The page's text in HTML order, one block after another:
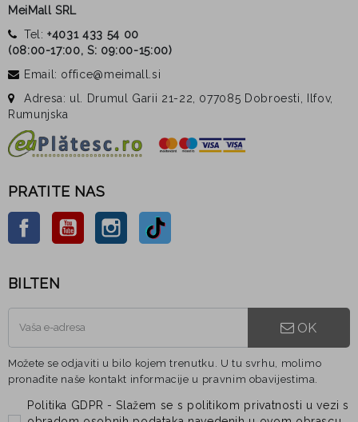
MeiMall SRL
Tel:+4031 433 54 00
(08:00-17:00, S: 09:00-15:00)
Email: office@meimall.si
Adresa: ul. Drumul Garii 21-22, 077085 Dobroesti, Ilfov,
Rumunjska
PRATITE NAS
FacebookYouTube InstagramTikTok
BILTEN
OK
Možete se odjaviti u bilo kojem trenutku. U tu svrhu, molimo
pronađite naše kontakt informacije u pravnim obavijestima.
Politika GDPR - Slažem se s politikom privatnosti u vezi s